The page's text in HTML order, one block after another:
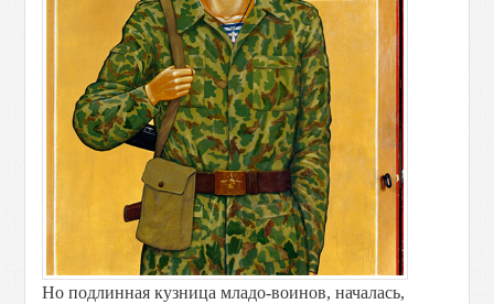
Но подлинная кузница младо-воинов, началась,